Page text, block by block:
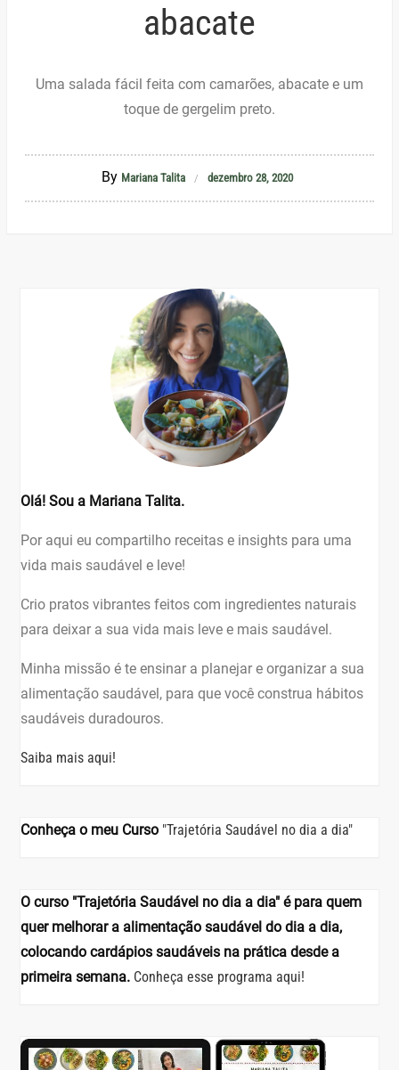
abacate
Uma salada fácil feita com camarões, abacate e um
toque de gergelim preto.
By Mariana Talita dezembro 28, 2020
Olá! Sou a Mariana Talita.
Por aqui eu compartilho receitas e insights para uma
vida mais saudável e leve!
Crio pratos vibrantes feitos com ingredientes naturais
para deixar a sua vida mais leve e mais saudável.
Minha missão é te ensinar a planejar e organizar a sua
alimentação saudável, para que você construa hábitos
saudáveis duradouros.
Saiba mais aqui!
Conheça o meu Curso "Trajetória Saudável no dia a dia"
O curso "Trajetória Saudável no dia a dia" é para quem
quer melhorar a alimentação saudável do dia a dia,
colocando cardápios saudáveis na prática desde a
primeira semana. Conheça esse programa aqui!